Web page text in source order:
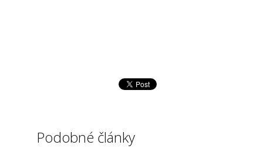
Podobné články